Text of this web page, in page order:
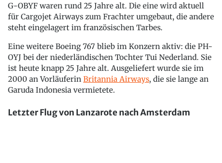
G-OBYF waren rund 25 Jahre alt. Die eine wird aktuell
für Cargojet Airways zum Frachter umgebaut, die andere
steht eingelagert im französischen Tarbes.
Eine weitere Boeing 767 blieb im Konzern aktiv: die PH-
OYJ bei der niederländischen Tochter Tui Nederland. Sie
ist heute knapp 25 Jahre alt. Ausgeliefert wurde sie im
2000 an Vorläuferin Britannia Airways, die sie lange an
Garuda Indonesia vermietete.
Letzter Flug von Lanzarote nach Amsterdam